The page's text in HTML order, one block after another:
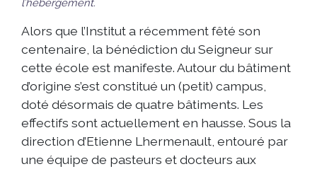
Alors que l’Institut a récemment fêté son
centenaire, la bénédiction du Seigneur sur
cette école est manifeste. Autour du bâtiment
d’origine s’est constitué un (petit) campus,
doté désormais de quatre bâtiments. Les
effectifs sont actuellement en hausse. Sous la
direction d’Etienne Lhermenault, entouré par
une équipe de pasteurs et docteurs aux